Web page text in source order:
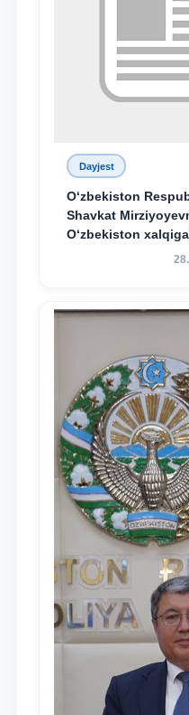
Dayjest
O‘zbekiston
Shavkat
O‘zbekiston
belgilangan
dayjesti